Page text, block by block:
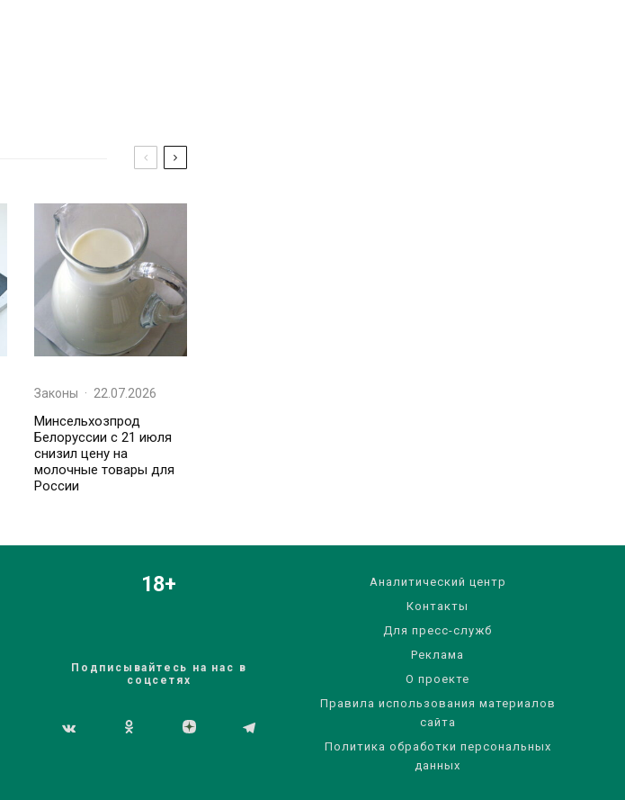
Законы · 22.07.2026
Минсельхозпрод
Белоруссии с 21 июля
снизил цену на
молочные товары для
России
18+
Подписывайтесь на нас в
соцсетях
Аналитический центр
Контакты
Для пресс-служб
Реклама
О проекте
Правила использования материалов
сайта
Политика обработки персональных
данных